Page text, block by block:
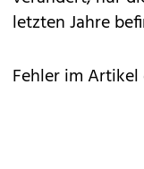
letzten Jahre
Fehler im